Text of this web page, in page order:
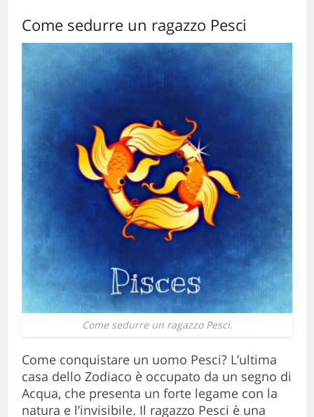
Come sedurre un ragazzo Pesci
Come sedurre un ragazzo Pesci.
Come conquistare un uomo Pesci? L’ultima
casa dello Zodiaco è occupato da un segno di
Acqua, che presenta un forte legame con la
natura e l’invisibile. Il ragazzo Pesci è una